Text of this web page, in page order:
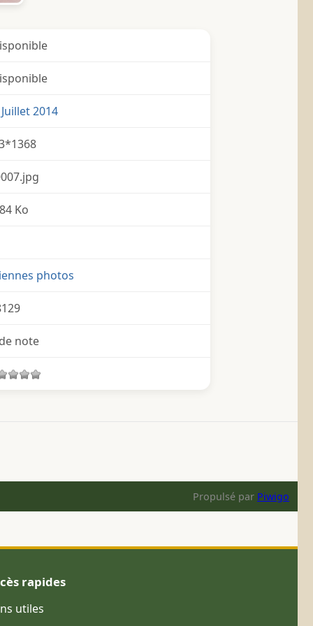
2014
Ko
photos
note
Propulsé par Piwigo
rapides
utiles